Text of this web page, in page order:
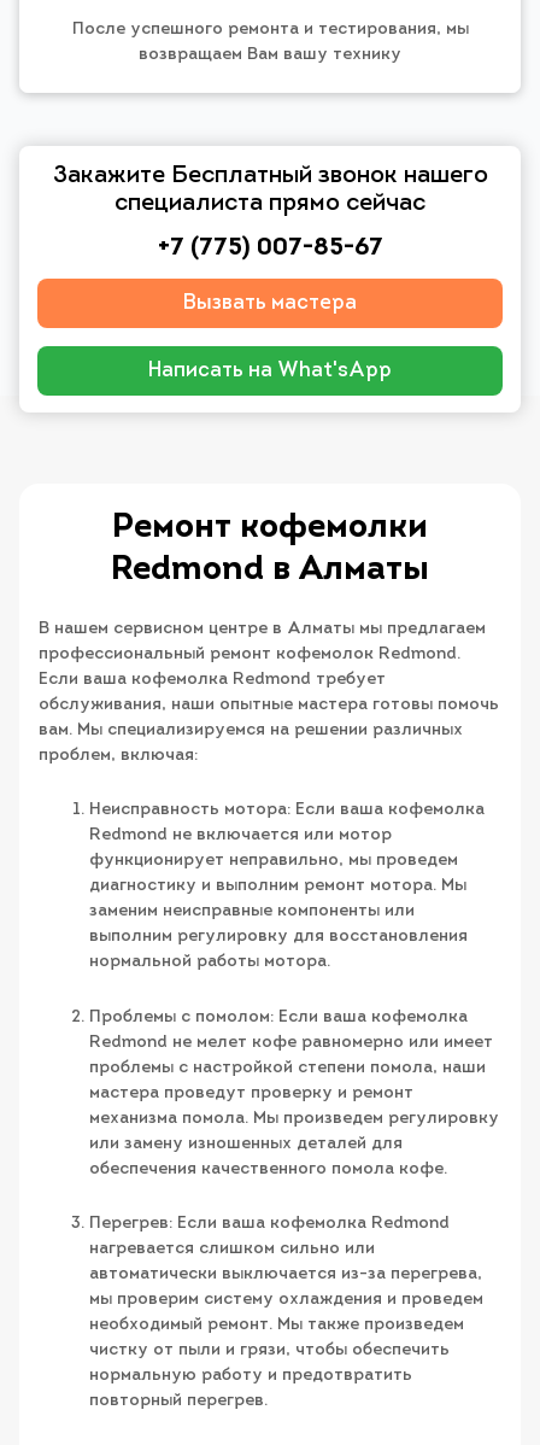
После успешного ремонта и тестирования, мы
возвращаем Вам вашу технику
Закажите Бесплатный звонок нашего
специалиста прямо сейчас
+7 (775) 007-85-67
Вызвать мастера
Написать на What'sApp
Ремонт кофемолки
Redmond в Алматы
В нашем сервисном центре в Алматы мы предлагаем
профессиональный ремонт кофемолок Redmond.
Если ваша кофемолка Redmond требует
обслуживания, наши опытные мастера готовы помочь
вам. Мы специализируемся на решении различных
проблем, включая:
Неисправность мотора: Если ваша кофемолка
Redmond не включается или мотор
функционирует неправильно, мы проведем
диагностику и выполним ремонт мотора. Мы
заменим неисправные компоненты или
выполним регулировку для восстановления
нормальной работы мотора.
Проблемы с помолом: Если ваша кофемолка
Redmond не мелет кофе равномерно или имеет
проблемы с настройкой степени помола, наши
мастера проведут проверку и ремонт
механизма помола. Мы произведем регулировку
или замену изношенных деталей для
обеспечения качественного помола кофе.
Перегрев: Если ваша кофемолка Redmond
нагревается слишком сильно или
автоматически выключается из-за перегрева,
мы проверим систему охлаждения и проведем
необходимый ремонт. Мы также произведем
чистку от пыли и грязи, чтобы обеспечить
нормальную работу и предотвратить
повторный перегрев.